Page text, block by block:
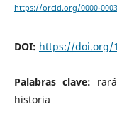
https://orcid.org/0000-
DOI: https://doi.org/
Palabras clave:
historia